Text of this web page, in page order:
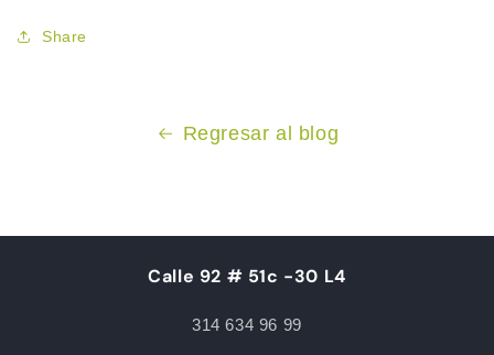
Share
Regresar al blog
Calle 92 # 51c -30 L4
314 634 96 99